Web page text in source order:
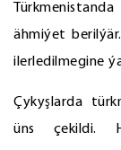
ähmiýet
ilerledilmegine
Çykyşlarda
üns çekildi.